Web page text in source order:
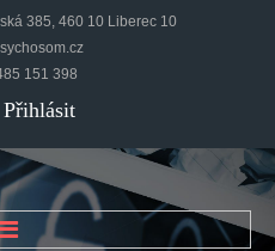
385, 460 10 Liberec 10
151 398
Přihlásit